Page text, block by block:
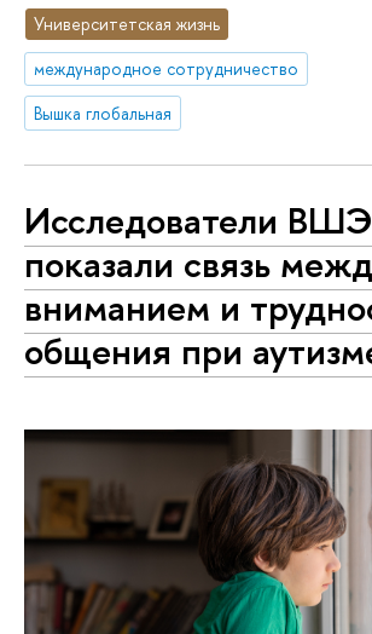
Университетская жизнь
международное сотрудничество
Вышка глобальная
Исследователи ВШЭ
показали связь
вниманием и
общения при